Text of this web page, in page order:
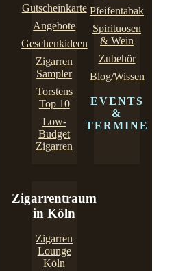
Gutscheinkarte
Angebote
Geschenkideen
Zigarren
Sampler
Torstens
Top 10
Low-
Budget
Zigarren
Pfeifentabak
Spirituosen
& Wein
Zubehör
Blog/Wissen
EVENTS
&
TERMINE
Zigarrentraum
in Köln
Zigarren
Lounge
Köln